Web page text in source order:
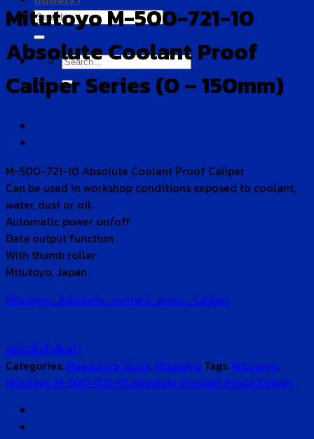
Search
for:
Search
for:
Mitutoyo M-500-721-10
Absolute Coolant Proof
Caliper Series (0 – 150mm)
M-500-721-10 Absolute Coolant Proof Caliper
Can be used in workshop conditions exposed to coolant,
water, dust or oil.
Automatic power on/off
Data output function
With thumb roller
Mitutoyo, Japan
Mitutoyo_Absolute_coolant_proof_Caliper
สนใจสั่งซื้อสินค้า
Categories: Measuring Tools, Mitutoyo Tags: Mitutoyo,
Mitutoyo M-500-721-10 Absolute Coolant Proof Caliper